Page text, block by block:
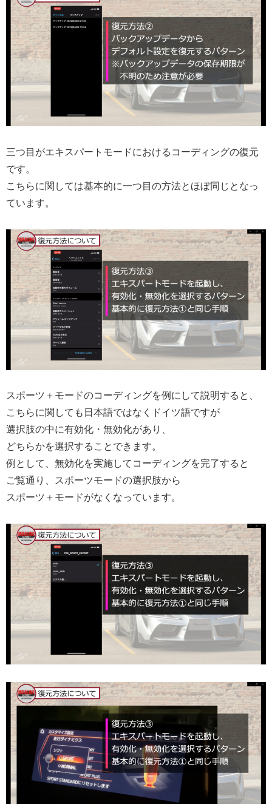
三つ目がエキスパートモードにおけるコーディングの復元
です。
こちらに関しては基本的に一つ目の方法とほぼ同じとなっ
ています。
スポーツ＋モードのコーディングを例にして説明すると、
こちらに関しても日本語ではなくドイツ語ですが
選択肢の中に有効化・無効化があり、
どちらかを選択することできます。
例として、無効化を実施してコーディングを完了すると
ご覧通り、スポーツモードの選択肢から
スポーツ＋モードがなくなっています。